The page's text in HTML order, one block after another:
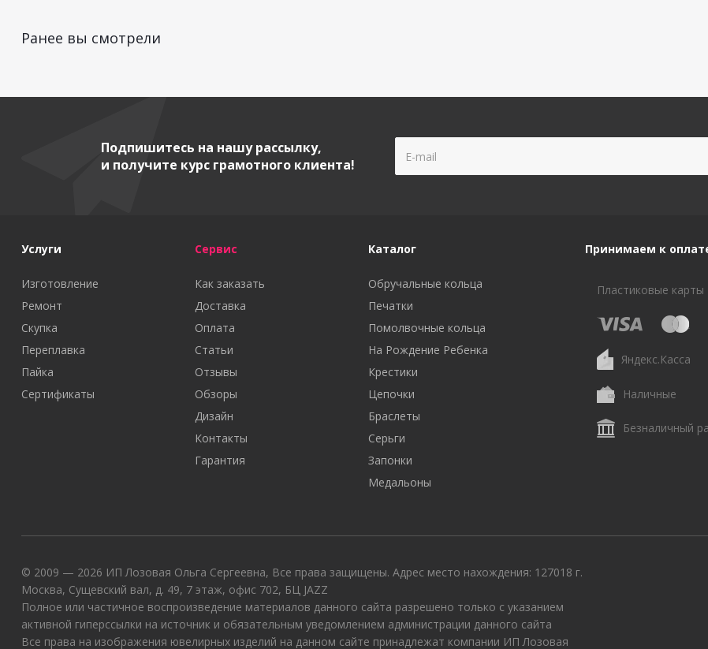
Ранее вы смотрели
Подпишитесь на нашу рассылку,
и получите курс грамотного клиента!
Услуги
Изготовление
Ремонт
Скупка
Переплавка
Пайка
Сертификаты
Сервис
Как заказать
Доставка
Оплата
Статьи
Отзывы
Обзоры
Дизайн
Контакты
Гарантия
Каталог
Обручальные кольца
Печатки
Помолвочные кольца
На Рождение Ребенка
Крестики
Цепочки
Браслеты
Серьги
Запонки
Медальоны
Принимаем к
Пластиковые карты
Яндекс.Касса
Наличные
Безналичный
© 2009 — 2026 ИП Лозовая Ольга Сергеевна, Все права защищены. Адрес место нахождения: 127018 г.
Москва, Сущевский вал, д. 49, 7 этаж, офис 702, БЦ JAZZ
Полное или частичное воспроизведение материалов данного сайта разрешено только с указанием
активной гиперссылки на источник и обязательным уведомлением администрации данного сайта
Все права на изображения ювелирных изделий на данном сайте принадлежат компании ИП Лозовая